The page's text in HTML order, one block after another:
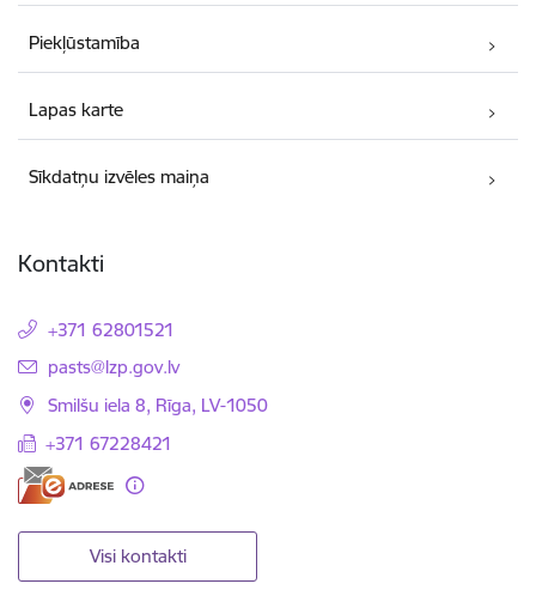
Piekļūstamība
Lapas karte
Sīkdatņu izvēles maiņa
Kontakti
+371 62801521
E-pasts:
pasts@lzp.gov.lv
Smilšu iela 8, Rīga, LV-1050
+371 67228421
Visi kontakti